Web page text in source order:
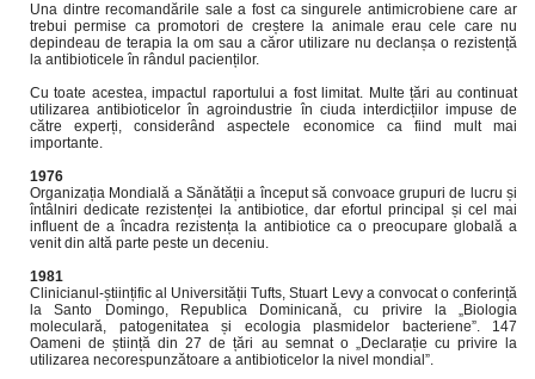
Una dintre recomandările sale a fost ca singurele antimicrobiene care ar
trebui permise ca promotori de creștere la animale erau cele care nu
depindeau de terapia la om sau a căror utilizare nu declanșa o rezistență
la antibioticele în rândul pacienților.
Cu toate acestea, impactul raportului a fost limitat. Multe țări au continuat
utilizarea antibioticelor în agroindustrie în ciuda interdicțiilor impuse de
către experți, considerând aspectele economice ca fiind mult mai
importante.
1976
Organizația Mondială a Sănătății a început să convoace grupuri de lucru și
întâlniri dedicate rezistenței la antibiotice, dar efortul principal și cel mai
influent de a încadra rezistența la antibiotice ca o preocupare globală a
venit din altă parte peste un deceniu.
1981
Clinicianul-științific al Universității Tufts, Stuart Levy a convocat o conferință
la Santo Domingo, Republica Dominicană, cu privire la „Biologia
moleculară, patogenitatea și ecologia plasmidelor bacteriene”. 147
Oameni de știință din 27 de țări au semnat o „Declarație cu privire la
utilizarea necorespunzătoare a antibioticelor la nivel mondial”.